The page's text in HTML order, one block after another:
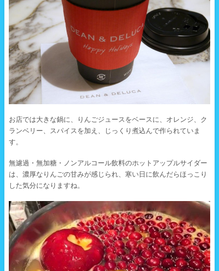
お店では大きな鍋に、りんごジュースをベースに、オレンジ、ク
ランベリー、スパイスを加え、じっくり煮込んで作られていま
す。
無濾過・無加糖・ノンアルコール飲料のホットアップルサイダー
は、濃厚なりんごの甘みが感じられ、寒い日に飲んだらほっこり
した気分になりますね。